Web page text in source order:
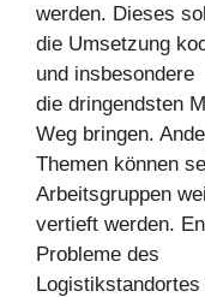
werden. Dieses
die Umsetzung
und insbesondere
die dringendsten
Weg bringen.
Themen können
Arbeitsgruppen
vertieft werden.
Probleme des